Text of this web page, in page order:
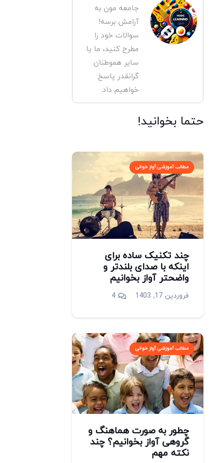
جامعه مون به
آرامش برسه!
سوالات خود را
مطرح کنید، ما یا
سایر هموطنان
گرانقدر پاسخ
خواهیم داد.
حتما بخوانید!
مطالب آموزشی آواز خوانی
چند تکنیک ساده برای
اینکه با صدای بلندتر و
واضحتر آواز بخوانیم
فروردین 17, 1403 4دیدگاه
مطالب آموزشی آواز خوانی
چطور به صورت هماهنگ و
گروهی آواز بخوانیم؟ چند
نکته مهم